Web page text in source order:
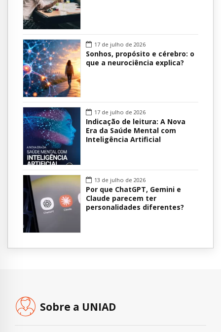
17 de julho de 2026
Sonhos, propósito e cérebro: o
que a neurociência explica?
17 de julho de 2026
Indicação de leitura: A Nova
Era da Saúde Mental com
Inteligência Artificial
13 de julho de 2026
Por que ChatGPT, Gemini e
Claude parecem ter
personalidades diferentes?
Sobre a UNIAD